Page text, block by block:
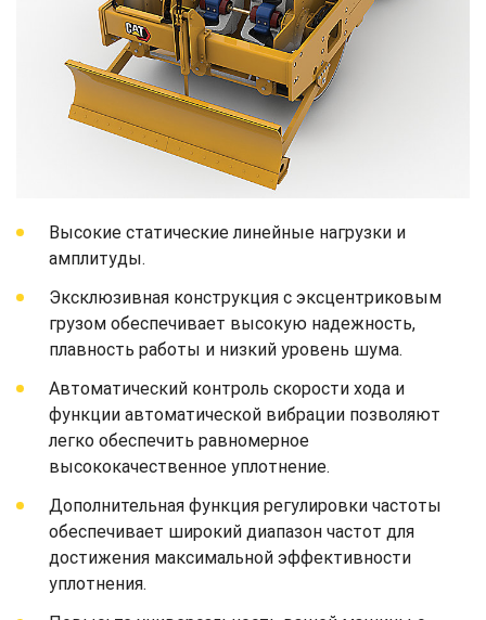
Высокие статические линейные нагрузки и
амплитуды.
Эксклюзивная конструкция с эксцентриковым
грузом обеспечивает высокую надежность,
плавность работы и низкий уровень шума.
Автоматический контроль скорости хода и
функции автоматической вибрации позволяют
легко обеспечить равномерное
высококачественное уплотнение.
Дополнительная функция регулировки частоты
обеспечивает широкий диапазон частот для
достижения максимальной эффективности
уплотнения.